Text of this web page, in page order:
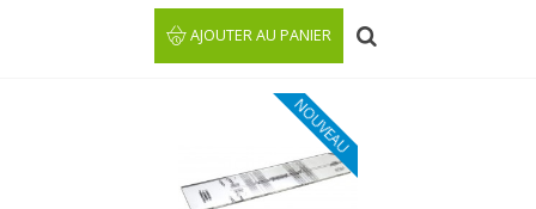
AJOUTER AU PANIER
NOUVEAU